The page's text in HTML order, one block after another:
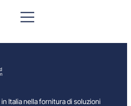
Italia nella fornitura di soluzioni